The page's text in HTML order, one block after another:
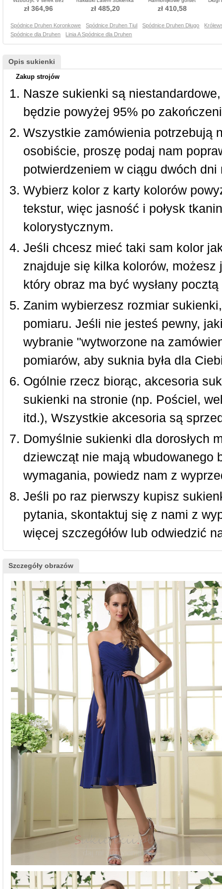
rękawów Sukienka dla
Druhen
zł 364,96
dla Druhen
zł 485,20
Sukienka dla Druhen
zł 410,58
Spódnice Druhen Koronkowe Spódnice Druhen Tiul Spódnice Druhen Długo
Spódnice dla Druhen
Linia A Spódnice dla Druhen
Opis sukienki
Zakup strojów
Nasze sukienki są
będzie powyżej 95% po
Wszystkie zamówienia potrzebują
osobiście, proszę podaj nam
potwierdzeniem w ciągu dwóch dni
Wybierz kolor z karty kolorów
tekstur, więc jasność i połysk
kolorystycznym.
Jeśli chcesz mieć taki sam kolor
znajduje się kilka kolorów,
który obraz ma być wysłany
Zanim wybierzesz rozmiar
pomiaru. Jeśli nie jesteś pewny,
wybranie "wytworzone na
pomiarów, aby suknia była dla
Ogólnie rzecz biorąc, akcesoria
sukienki na stronie (np. Pościel,
itd.), Wszystkie akcesoria są
Domyślnie sukienki dla dorosłych
dziewcząt nie mają
wymagania, powiedz nam z
Jeśli po raz pierwszy kupisz
pytania, skontaktuj się z nami z
więcej szczegółów lub odwiedzić
Szczegóły obrazów